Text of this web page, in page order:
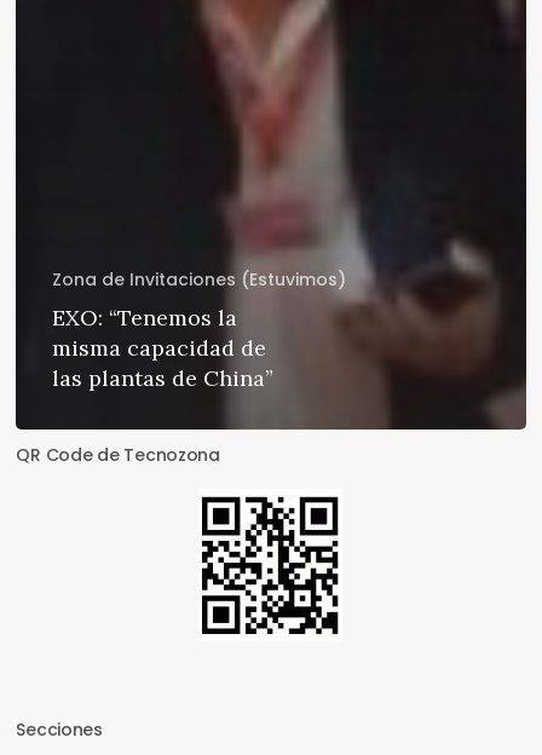
Zona de Invitaciones (Estuvimos)
EXO: “Tenemos la
misma capacidad de
las plantas de China”
QR Code de Tecnozona
Secciones